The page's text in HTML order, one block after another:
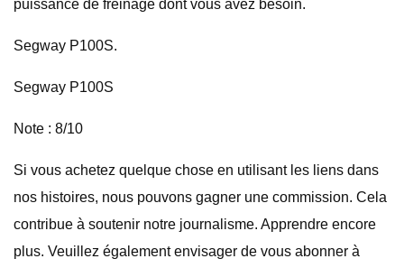
puissance de freinage dont vous avez besoin.
Segway P100S.
Segway P100S
Note : 8/10
Si vous achetez quelque chose en utilisant les liens dans
nos histoires, nous pouvons gagner une commission. Cela
contribue à soutenir notre journalisme. Apprendre encore
plus. Veuillez également envisager de vous abonner à